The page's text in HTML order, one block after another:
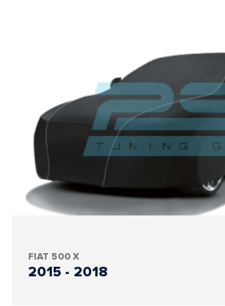
FIAT 500 X
2015 - 2018